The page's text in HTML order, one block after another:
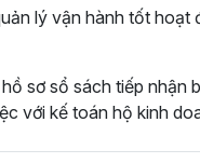
lý vận hành tốt hoạt
sơ sổ sách tiếp nhận
với kế toán hộ kinh